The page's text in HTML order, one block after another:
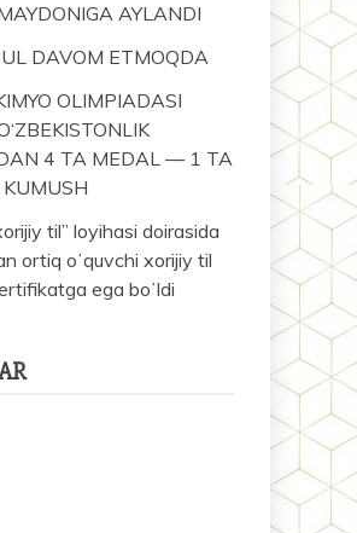
AYLANDI
DAVOM ETMOQDA
OLIMPIADASI
4 TA MEDAL — 1 TA
til” loyihasi doirasida
ortiq oʻquvchi xorijiy til
ega boʻldi